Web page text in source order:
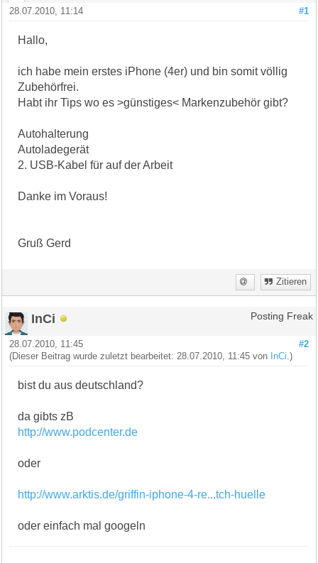
#1
28.07.2010, 11:14
Hallo,
ich habe mein erstes iPhone (4er) und bin somit völlig
Zubehörfrei.
Habt ihr Tips wo es >günstiges< Markenzubehör gibt?
Autohalterung
Autoladegerät
2. USB-Kabel für auf der Arbeit
Danke im Voraus!
Gruß Gerd
Zitieren
InCi Posting Freak
#2
28.07.2010, 11:45
(Dieser Beitrag wurde zuletzt bearbeitet: 28.07.2010, 11:45 von
InCi .)
bist du aus deutschland?
da gibts zB
http://www.podcenter.de
oder
http://www.arktis.de/griffin-iphone-4-re...tch-huelle
oder einfach mal googeln